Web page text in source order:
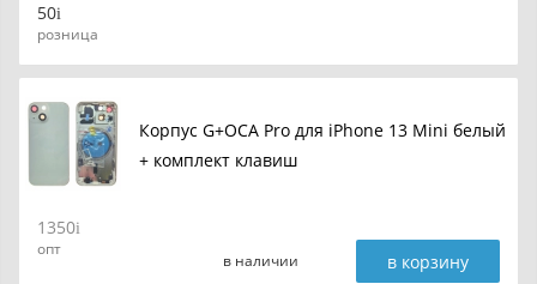
50
розница
Корпус G+OCA Pro для iPhone 13 Mini белый
+ комплект клавиш
1350
опт
в наличии в корзину